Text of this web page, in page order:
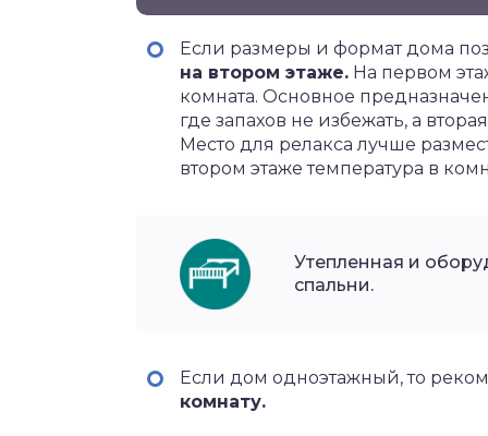
Если размеры и формат дома
на втором этаже. На первом
комната. Основное
где запахов не избежать, а
Место для релакса лучше
втором этаже температура в
Утепленная и
спальни.
Если дом одноэтажный, то
комнату.